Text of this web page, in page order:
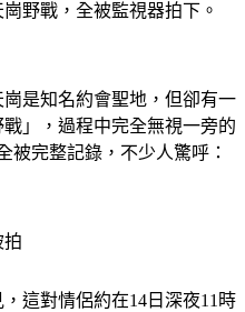
野戰，全被監視器拍下。
是知名約會聖地，但卻有一
」，過程中完全無視一旁的
被完整記錄，不少人驚呼：
拍
這對情侶約在14日深夜11時